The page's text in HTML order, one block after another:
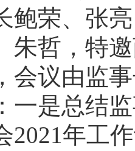
鲍荣、张
朱哲，特
会议由监
一是总结
2021年工